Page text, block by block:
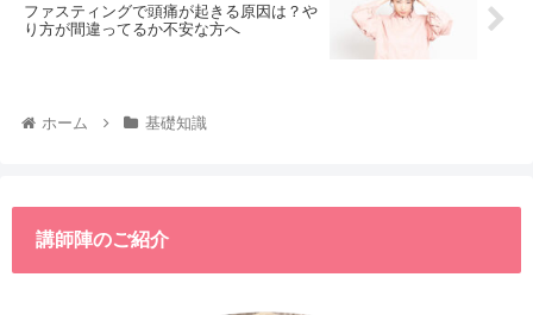
ファスティングで頭痛が起きる原因は？や
り方が間違ってるか不安な方へ
ホーム 基礎知識
講師陣のご紹介